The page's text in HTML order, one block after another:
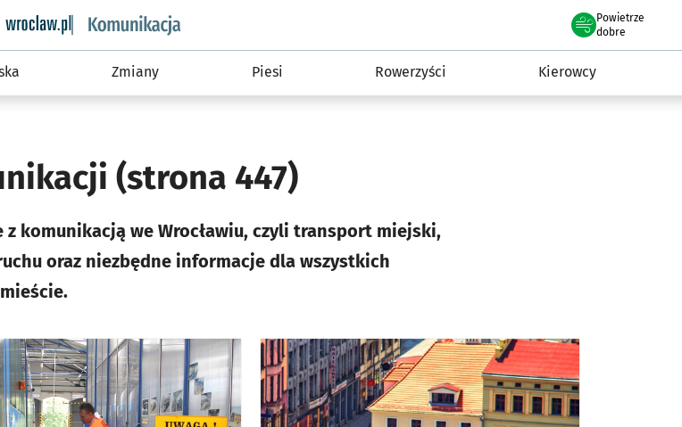
informacyjny wroclaw.pl podserwis: Komunikacja
Powietrze
we Wrocławiu
dobre
Zmiany Piesi Rowerzyści Kierowcy
(strona 447)
komunikacją we Wrocławiu, czyli transport miejski,
oraz niezbędne informacje dla wszystkich